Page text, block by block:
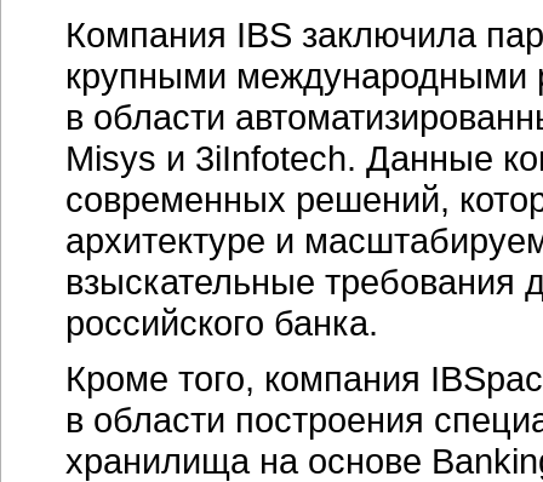
Компания IBS заключила
крупными международными
в области
Misys и 3iInfotech. Данные
современных решений,
архитектуре и
взыскательные требования
российского банка.
Кроме того, компания
в области построения
хранилища на основе